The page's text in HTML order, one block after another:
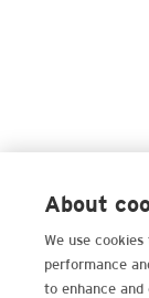
About
We use
performance
to enhance